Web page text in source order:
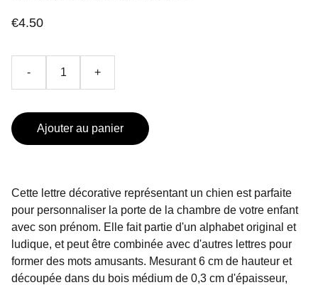
€4.50
- +
Ajouter au panier
Cette lettre décorative représentant un chien est parfaite
pour personnaliser la porte de la chambre de votre enfant
avec son prénom. Elle fait partie d'un alphabet original et
ludique, et peut être combinée avec d'autres lettres pour
former des mots amusants. Mesurant 6 cm de hauteur et
découpée dans du bois médium de 0,3 cm d'épaisseur,